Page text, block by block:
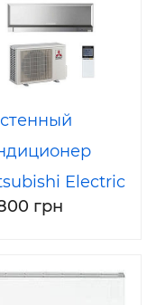
Electric
грн